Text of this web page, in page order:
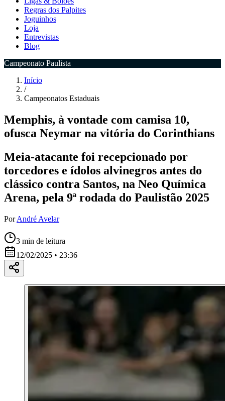
Regras dos Palpites
Joguinhos
Loja
Entrevistas
Blog
Campeonato Paulista
Início
/
Campeonatos Estaduais
Memphis, à vontade com camisa 10,
ofusca Neymar na vitória do Corinthians
Meia-atacante foi recepcionado por
torcedores e ídolos alvinegros antes do
clássico contra Santos, na Neo Química
Arena, pela 9ª rodada do Paulistão 2025
Por André Avelar
3 min de leitura
12/02/2025 • 23:36